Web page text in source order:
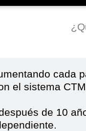
cada
el sistema
de 10